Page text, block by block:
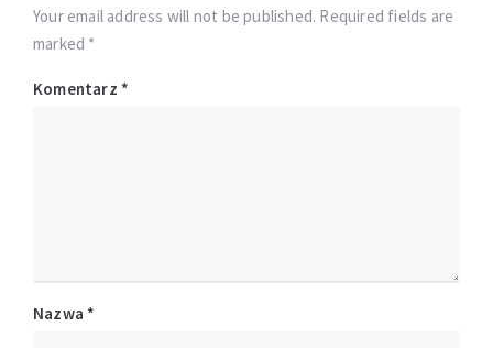
Your email address will not be published. Required fields are
marked *
Komentarz *
Nazwa *